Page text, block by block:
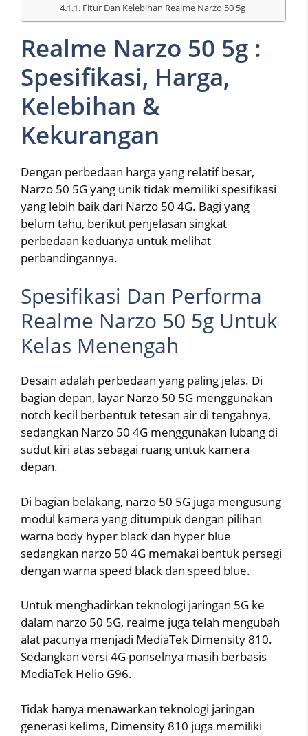
Fitur Dan Kelebihan Realme Narzo 50 5g
Realme Narzo 50 5g :
Spesifikasi, Harga,
Kelebihan &
Kekurangan
Dengan perbedaan harga yang relatif besar,
Narzo 50 5G yang unik tidak memiliki spesifikasi
yang lebih baik dari Narzo 50 4G. Bagi yang
belum tahu, berikut penjelasan singkat
perbedaan keduanya untuk melihat
perbandingannya.
Spesifikasi Dan Performa
Realme Narzo 50 5g Untuk
Kelas Menengah
Desain adalah perbedaan yang paling jelas. Di
bagian depan, layar Narzo 50 5G menggunakan
notch kecil berbentuk tetesan air di tengahnya,
sedangkan Narzo 50 4G menggunakan lubang di
sudut kiri atas sebagai ruang untuk kamera
depan.
Di bagian belakang, narzo 50 5G juga mengusung
modul kamera yang ditumpuk dengan pilihan
warna body hyper black dan hyper blue
sedangkan narzo 50 4G memakai bentuk persegi
dengan warna speed black dan speed blue.
Untuk menghadirkan teknologi jaringan 5G ke
dalam narzo 50 5G, realme juga telah mengubah
alat pacunya menjadi MediaTek Dimensity 810.
Sedangkan versi 4G ponselnya masih berbasis
MediaTek Helio G96.
Tidak hanya menawarkan teknologi jaringan
generasi kelima, Dimensity 810 juga memiliki